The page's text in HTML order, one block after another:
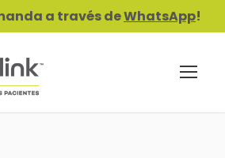
a través deWhatsApp!